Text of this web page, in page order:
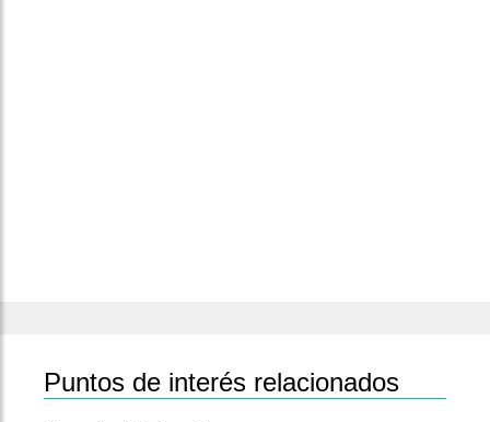
Puntos de interés relacionados